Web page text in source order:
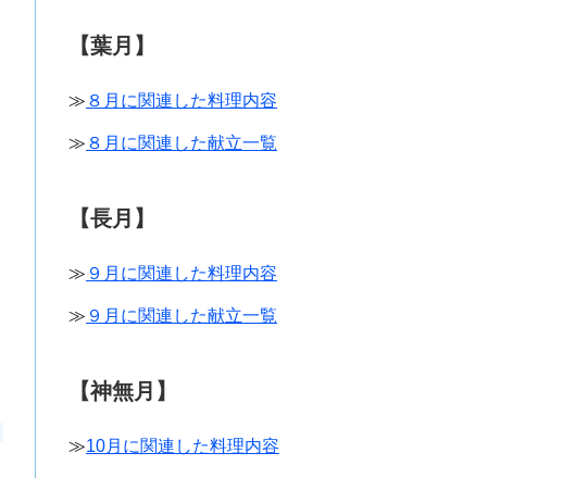
【葉月】
≫ ８月に関連した料理内容
≫ ８月に関連した献立一覧
【長月】
≫ ９月に関連した料理内容
≫ ９月に関連した献立一覧
【神無月】
≫10月に関連した料理内容